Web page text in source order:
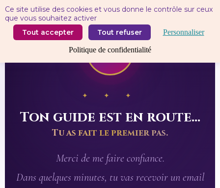
Ce site utilise des cookies et vous donne le contrôle sur ceux
que vous souhaitez activer
Tout accepter
Tout refuser Personnaliser
Politique de confidentialité
🌙
✦ ✦ ✦
Ton guide est en route…
Tu as fait le premier pas.
Merci de me faire confiance.
Dans quelques minutes, tu vas recevoir un email